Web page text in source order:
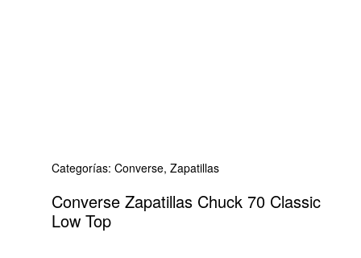
Converse Zapatillas Chuck 70 Classic
Low Top
Categorías: Converse, Zapatillas